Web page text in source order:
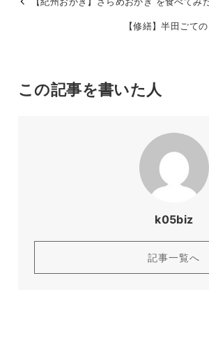
【修繕】半田ごて
この記事を書いた人
k05biz
記事一覧へ